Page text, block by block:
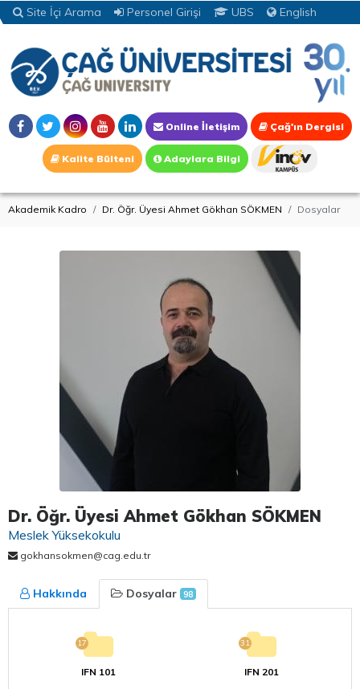
Site İçi Arama Personel Girişi UBS English
Online İletişim Çağ'ın Dergisi
Kalite Bülteni Adaylara Bilgi
Akademik Kadro Dr. Öğr. Üyesi Ahmet Gökhan SÖKMEN Dosyalar
Dr. Öğr. Üyesi Ahmet Gökhan SÖKMEN
Meslek Yüksekokulu
gokhansokmen@cag.edu.tr
Hakkında Dosyalar 98
17
IFN 101
31
IFN 201